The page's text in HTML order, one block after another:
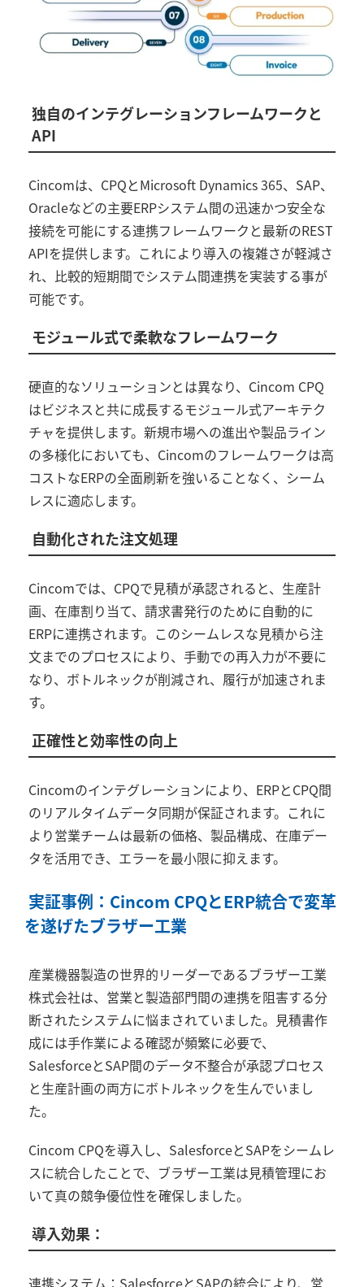
独自のインテグレーションフレームワークと
API
Cincomは、 CPQとMicrosoft Dynamics 365、 SAP、
Oracleなどの主要ERPシステム間の迅速かつ安全な
接続を可能にする連携フレームワークと最新のREST
APIを提供します。これにより導入の複雑さが軽減さ
れ、比較的短期間でシステム間連携を実装する事が
可能です。
モジュール式で柔軟なフレームワーク
硬直的なソリューションとは異なり、 Cincom CPQ
はビジネスと共に成長するモジュール式アーキテク
チャを提供します。新規市場への進出や製品ライン
の多様化においても、 Cincomのフレームワークは高
コストなERPの全面刷新を強いることなく、シーム
レスに適応します。
自動化された注文処理
Cincomでは、 CPQで見積が承認されると、生産計
画、在庫割り当て、請求書発行のために自動的に
ERPに連携されます。このシームレスな見積から注
文までのプロセスにより、手動での再入力が不要に
なり、ボトルネックが削減され、履行が加速されま
す。
正確性と効率性の向上
Cincomのインテグレーションにより、 ERPとCPQ間
のリアルタイムデータ同期が保証されます。これに
より営業チームは最新の価格、製品構成、在庫デー
タを活用でき、エラーを最小限に抑えます。
実証事例： Cincom CPQとERP統合で変革
を遂げたブラザー工業
産業機器製造の世界的リーダーであるブラザー工業
株式会社は、営業と製造部門間の連携を阻害する分
断されたシステムに悩まされていました。見積書作
成には手作業による確認が頻繁に必要で、
SalesforceとSAP間のデータ不整合が承認プロセス
と生産計画の両方にボトルネックを生んでいまし
た。
Cincom CPQを導入し、 SalesforceとSAPをシームレ
スに統合したことで、ブラザー工業は見積管理にお
いて真の競争優位性を確保しました。
導入効果：
連携システム： SalesforceとSAPの統合により、営